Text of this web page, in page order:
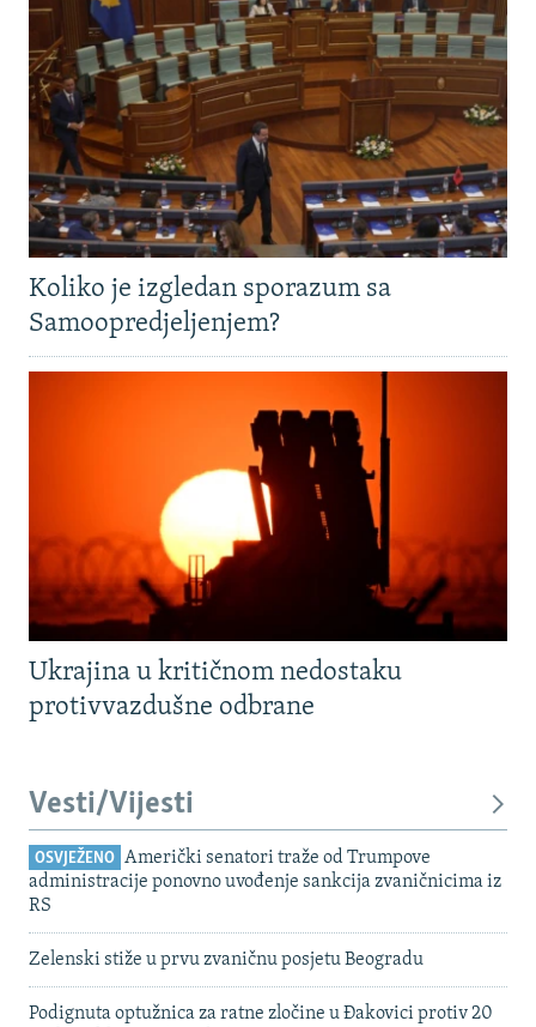
j
d
Koliko je izgledan sporazum sa
Samoopredjeljenjem?
Ukrajina u kritičnom nedostaku
protivvazdušne odbrane
Vesti/Vijesti
OSVJEŽENO
Američki senatori traže od Trumpove
administracije ponovno uvođenje sankcija zvaničnicima iz
RS
Zelenski stiže u prvu zvaničnu posjetu Beogradu
Podignuta optužnica za ratne zločine u Đakovici protiv 20